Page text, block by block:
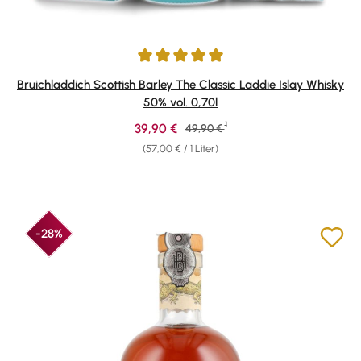
Durchschnittliche Bewertung von 4.92 von 5 Sternen
Bruichladdich Scottish Barley The Classic Laddie Islay Whisky
50% vol. 0,70l
(57,00 € / 1 Liter)
Verkaufspreis:
39,90 € Regulärer Preis:
49,90 € 1
-28%